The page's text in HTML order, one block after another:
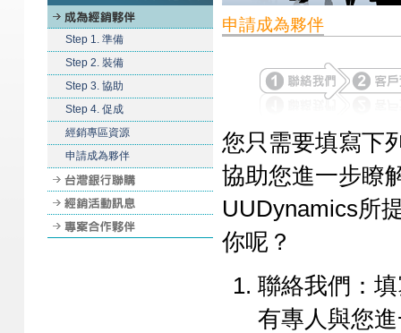
Step 1. 準備
Step 2. 裝備
Step 3. 協助
Step 4. 促成
經銷專區資源
申請成為夥伴
申請成為夥伴
您只需要填寫下
協助您進一步瞭
UUDynamics所
你呢？
聯絡我們：
有專人與您